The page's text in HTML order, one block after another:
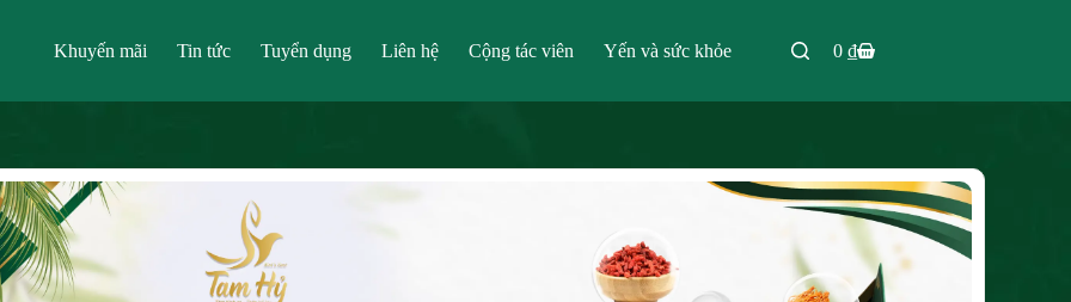
Khuyến mãi Tin tức Tuyển dụng Liên hệ Cộng tác viên Yến và sức khỏe 0 ₫